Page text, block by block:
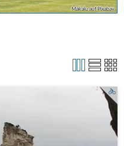
Makalu auf Pixabay